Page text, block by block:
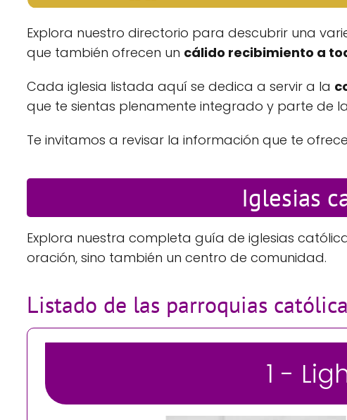
Explora nuestro directorio para descubrir una
que también ofrecen un cálido recibimiento a
Cada iglesia listada aquí se dedica a servir a la
que te sientas plenamente integrado y parte de
Te invitamos a revisar la información que te
Iglesias
Explora nuestra completa guía de iglesias
oración, sino también un centro de comunidad.
Listado de las parroquias
1 -